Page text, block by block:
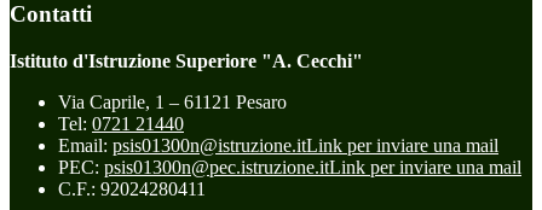
Contatti
Istituto d'Istruzione Superiore "A. Cecchi"
Via Caprile, 1 – 61121 Pesaro
Tel: 0721 21440
Email: psis01300n@istruzione.itLink per inviare una mail
PEC: psis01300n@pec.istruzione.itLink per inviare una mail
C.F.: 92024280411